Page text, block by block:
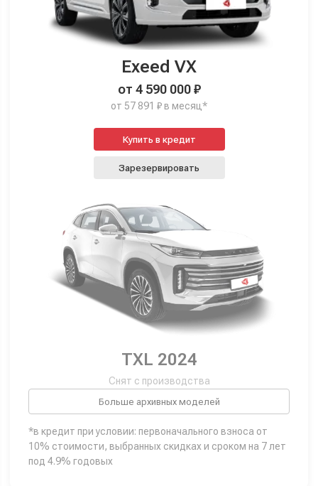
Exeed VX
от 4 590 000 ₽
от 57 891 ₽ в месяц*
Купить в кредит
Зарезервировать
TXL 2024
Снят с производства
Больше архивных моделей
*в кредит при условии: первоначального взноса от
10% стоимости, выбранных скидках и сроком на 7 лет
под 4.9% годовых